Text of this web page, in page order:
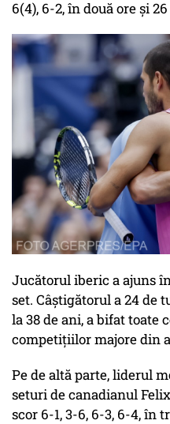
6(4), 6-2, în două ore și
Jucătorul iberic a ajuns
set. Câștigătorul a 24 de
la 38 de ani, a bifat toate
competițiilor majore din
Pe de altă parte, liderul
seturi de canadianul
scor 6-1, 3-6, 6-3, 6-4, în